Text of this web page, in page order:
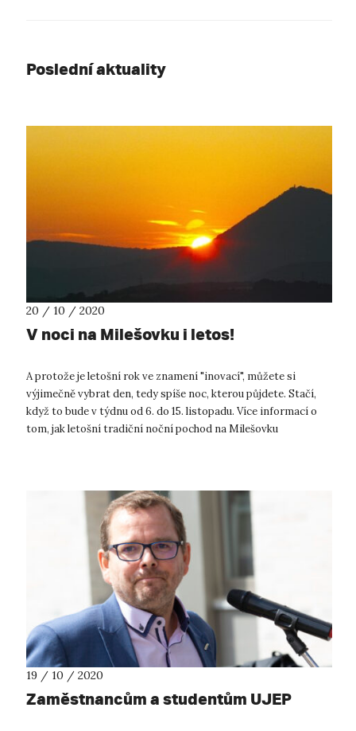
Poslední aktuality
20 / 10 / 2020
V noci na Milešovku i letos!
A protože je letošní rok ve znamení "inovací", můžete si
výjimečně vybrat den, tedy spíše noc, kterou půjdete. Stačí,
když to bude v týdnu od 6. do 15. listopadu. Více informací o
tom, jak letošní tradiční noční pochod na Milešovku
19 / 10 / 2020
Zaměstnancům a studentům UJEP